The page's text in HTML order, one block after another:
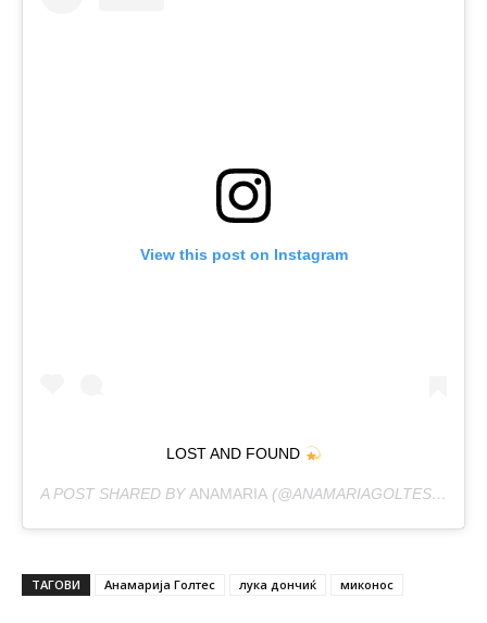
View this post on Instagram
LOST AND FOUND
A POST SHARED BYANAMARIA (@ANAMARIAGOLTES) ON
ТАГОВИ Анамарија Голтес лука дончиќ миконос